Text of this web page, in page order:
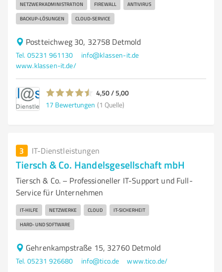
NETZWERKADMINISTRATION FIREWALL ANTIVIRUS
BACKUP-LÖSUNGEN CLOUD-SERVICE
Postteichweg 30, 32758 Detmold
Tel. 05231 961130
info@klassen-it.de
www.klassen-it.de/
4,50 / 5,00
17 Bewertungen (1 Quelle)
3 IT-Dienstleistungen
Tiersch & Co. Handelsgesellschaft mbH
Tiersch & Co. – Professioneller IT-Support und Full-
Service für Unternehmen
IT-HILFE NETZWERKE CLOUD IT-SICHERHEIT
HARD- UND SOFTWARE
Gehrenkampstraße 15, 32760 Detmold
Tel. 05231 926680 info@tico.de www.tico.de/